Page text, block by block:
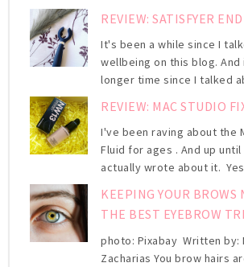
REVIEW: SATISFYER
It's been a while since I
wellbeing on this blog.
longer time since I talked
REVIEW: MAC STUDIO
I've been raving about the
Fluid for ages . And up
actually wrote about it.
KEEPING YOUR BROWS
THE BEST EYEBROW
photo: Pixabay Written by:
Zacharias You brow hairs